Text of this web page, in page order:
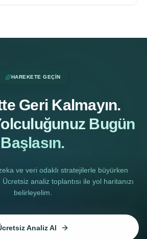
HAREKETE GEÇIN
Geri Kalmayın.
Bugün
Başlasın.
ve veri odaklı stratejilerle büyürken
analiz toplantısı ile yol haritanızı
belirleyelim.
Analiz Al